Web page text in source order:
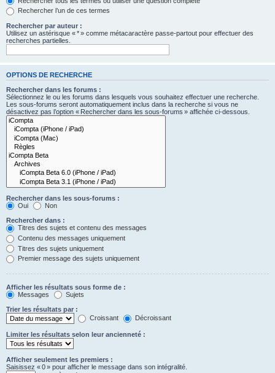
Rechercher l’un de ces termes
Rechercher par auteur :
Utilisez un astérisque « * » comme métacaractère passe-partout pour effectuer des
recherches partielles.
OPTIONS DE RECHERCHE
Rechercher dans les forums :
Sélectionnez le ou les forums dans lesquels vous souhaitez effectuer une recherche.
Les sous-forums seront automatiquement inclus dans la recherche si vous ne
désactivez pas l’option « Rechercher dans les sous-forums » affichée ci-dessous.
Rechercher dans les sous-forums :
Oui
Non
Rechercher dans :
Titres des sujets et contenu des messages
Contenu des messages uniquement
Titres des sujets uniquement
Premier message des sujets uniquement
Afficher les résultats sous forme de :
Messages
Sujets
Trier les résultats par :
Croissant
Décroissant
Limiter les résultats selon leur ancienneté :
Afficher seulement les premiers :
Saisissez « 0 » pour afficher le message dans son intégralité.